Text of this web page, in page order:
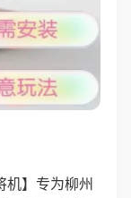
机】专为柳州